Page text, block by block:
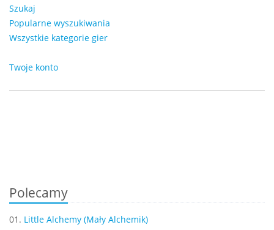
Szukaj
Popularne wyszukiwania
Wszystkie kategorie gier
Twoje konto
Polecamy
01. Little Alchemy (Mały Alchemik)